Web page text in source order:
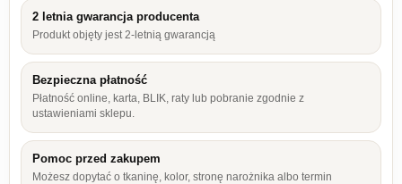
2 letnia gwarancja producenta
Produkt objęty jest 2-letnią gwarancją
Bezpieczna płatność
Płatność online, karta, BLIK, raty lub pobranie zgodnie z
ustawieniami sklepu.
Pomoc przed zakupem
Możesz dopytać o tkaninę, kolor, stronę narożnika albo termin